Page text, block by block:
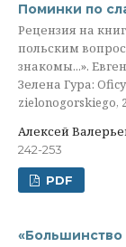
Поминки по
Рецензия на
польским
знакомы...».
Зелена Гура:
zielonogorskiego,
Алексей
242-253
PDF
«Большинство